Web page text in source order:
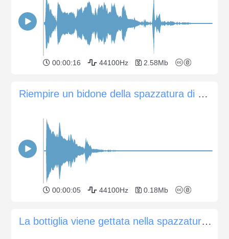
00:00:16 44100Hz 2.58Mb
Riempire un bidone della spazzatura di metallo
00:00:05 44100Hz 0.18Mb
La bottiglia viene gettata nella spazzatura e si rompe